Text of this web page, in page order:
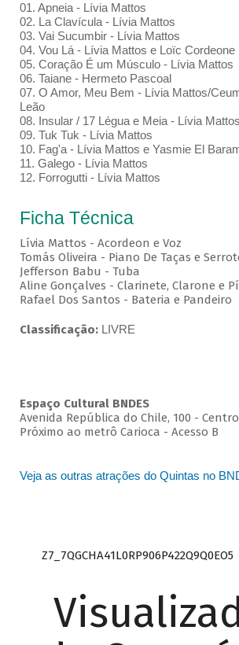
01. Apneia - Lívia Mattos
02. La Clavícula - Lívia Mattos
03. Vai Sucumbir - Lívia Mattos
04. Vou Lá - Lívia Mattos e Loïc Cordeone
05. Coração É um Músculo - Lívia Mattos
06. Taiane - Hermeto Pascoal
07. O Amor, Meu Bem - Lívia Mattos/
Leão
08. Insular / 17 Légua e Meia - Lívia
09. Tuk Tuk - Lívia Mattos
10. Fag'a - Lívia Mattos e Yasmie El
11. Galego - Lívia Mattos
12. Forrogutti - Lívia Mattos
Ficha Técnica
Lívia Mattos - Acordeon e Voz
Tomás Oliveira - Piano De Taças e
Jefferson Babu - Tuba
Aline Gonçalves - Clarinete, Clarone e
Rafael Dos Santos - Bateria e Pandeiro
Classificação: LIVRE
Espaço Cultural BNDES
Avenida República do Chile, 100 - Centro
Próximo ao metrô Carioca - Acesso B
Veja as outras atrações do Quintas no
Z7_7QGCHA41L0RP906P422Q9Q0EO5